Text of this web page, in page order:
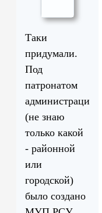
Таки
придумали.
Под
патронатом
администрации
(не знаю
только какой
- районной
или
городской)
было создано